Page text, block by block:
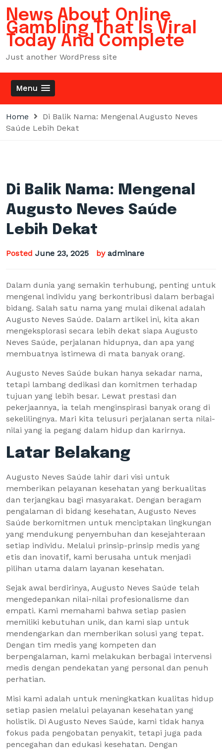
Skip
content
News About Online
Gambling That Is Viral
Today And Complete
Just another WordPress site
Menu
Home
Di Balik Nama: Mengenal Augusto Neves
Saúde Lebih Dekat
Di Balik Nama: Mengenal
Augusto Neves Saúde
Lebih Dekat
Posted June 23, 2025 by adminare
Dalam dunia yang semakin terhubung, penting untuk
mengenal individu yang berkontribusi dalam berbagai
bidang. Salah satu nama yang mulai dikenal adalah
Augusto Neves Saúde. Dalam artikel ini, kita akan
mengeksplorasi secara lebih dekat siapa Augusto
Neves Saúde, perjalanan hidupnya, dan apa yang
membuatnya istimewa di mata banyak orang.
Augusto Neves Saúde bukan hanya sekadar nama,
tetapi lambang dedikasi dan komitmen terhadap
tujuan yang lebih besar. Lewat prestasi dan
pekerjaannya, ia telah menginspirasi banyak orang di
sekelilingnya. Mari kita telusuri perjalanan serta nilai-
nilai yang ia pegang dalam hidup dan karirnya.
Latar Belakang
Augusto Neves Saúde lahir dari visi untuk
memberikan pelayanan kesehatan yang berkualitas
dan terjangkau bagi masyarakat. Dengan beragam
pengalaman di bidang kesehatan, Augusto Neves
Saúde berkomitmen untuk menciptakan lingkungan
yang mendukung penyembuhan dan kesejahteraan
setiap individu. Melalui prinsip-prinsip medis yang
etis dan inovatif, kami berusaha untuk menjadi
pilihan utama dalam layanan kesehatan.
Sejak awal berdirinya, Augusto Neves Saúde telah
mengedepankan nilai-nilai profesionalisme dan
empati. Kami memahami bahwa setiap pasien
memiliki kebutuhan unik, dan kami siap untuk
mendengarkan dan memberikan solusi yang tepat.
Dengan tim medis yang kompeten dan
berpengalaman, kami melakukan berbagai intervensi
medis dengan pendekatan yang personal dan penuh
perhatian.
Misi kami adalah untuk meningkatkan kualitas hidup
setiap pasien melalui pelayanan kesehatan yang
holistik. Di Augusto Neves Saúde, kami tidak hanya
fokus pada pengobatan penyakit, tetapi juga pada
pencegahan dan edukasi kesehatan. Dengan